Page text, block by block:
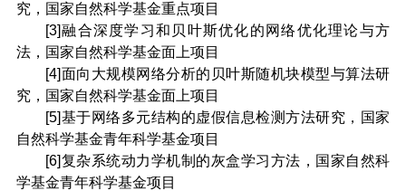
究，国家自然科学基金重点项目
[3]融合深度学习和贝叶斯优化的网络优化理论与方
法，国家自然科学基金面上项目
[4]面向大规模网络分析的贝叶斯随机块模型与算法研
究，国家自然科学基金面上项目
[5]基于网络多元结构的虚假信息检测方法研究，国家
自然科学基金青年科学基金项目
[6]复杂系统动力学机制的灰盒学习方法，国家自然科
学基金青年科学基金项目